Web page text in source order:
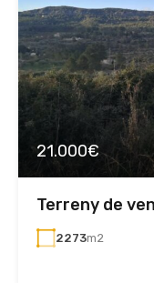
21.000€
Terreny de
2273m2